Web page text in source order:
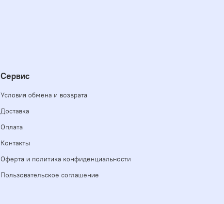
Сервис
Условия обмена и возврата
Доставка
Оплата
Контакты
Оферта и политика конфиденциальности
Пользовательское соглашение